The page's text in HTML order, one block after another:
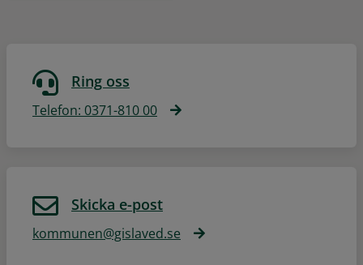
Ring oss
Telefon: 0371-810 00
Skicka e-post
kommunen@gislaved.se